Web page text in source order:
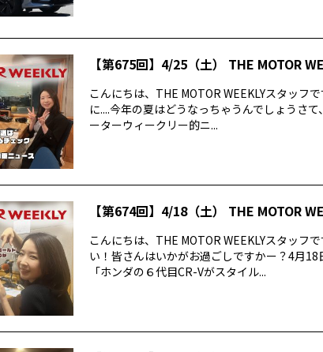
【第675回】4/25（土） THE MOTOR
こんにちは、THE MOTOR WEEKLYスタッフ
に....今年の夏はどうなっちゃうんでしょうさ
ーターウィークリー的ニ...
【第674回】4/18（土） THE MOTOR
こんにちは、THE MOTOR WEEKLYスタッフ
い！皆さんはいかがお過ごしですかー？4月
「ホンダの６代目CR-Vがスタイル...